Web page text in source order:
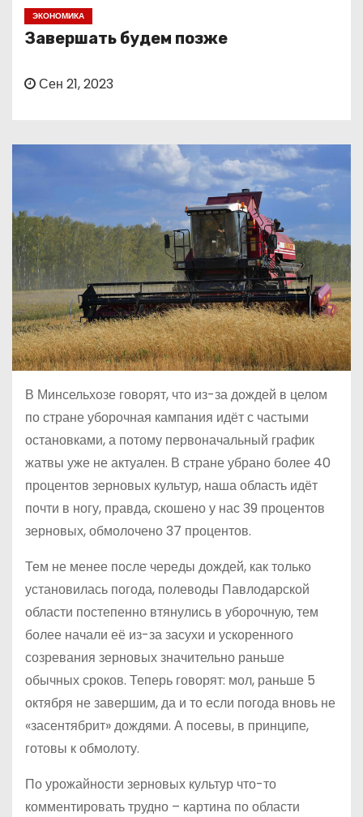
ЭКОНОМИКА
Завершать будем позже
Сен 21, 2023
В Минсельхозе говорят, что из-за дождей в целом
по стране уборочная кампания идёт с частыми
остановками, а потому первоначальный график
жатвы уже не актуален. В стране убрано более 40
процентов зерновых культур, наша область идёт
почти в ногу, правда, скошено у нас 39 процентов
зерновых, обмолочено 37 процентов.
Тем не менее после череды дождей, как только
установилась погода, полеводы Павлодарской
области постепенно втянулись в уборочную, тем
более начали её из-за засухи и ускоренного
созревания зерновых значительно раньше
обычных сроков. Теперь говорят: мол, раньше 5
октября не завершим, да и то если погода вновь не
«засентябрит» дождями. А посевы, в принципе,
готовы к обмолоту.
По урожайности зерновых культур что-то
комментировать трудно – картина по области